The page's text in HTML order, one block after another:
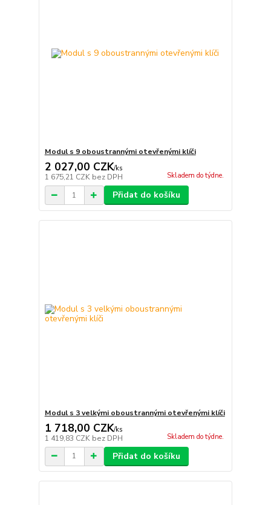
Modul s 9 oboustrannými otevřenými klíči
2 027,00 CZK/ks
1 675,21 CZK bez DPH Skladem do týdne.
Přidat do košíku
Modul s 3 velkými oboustrannými otevřenými klíči
1 718,00 CZK/ks
1 419,83 CZK bez DPH Skladem do týdne.
Přidat do košíku